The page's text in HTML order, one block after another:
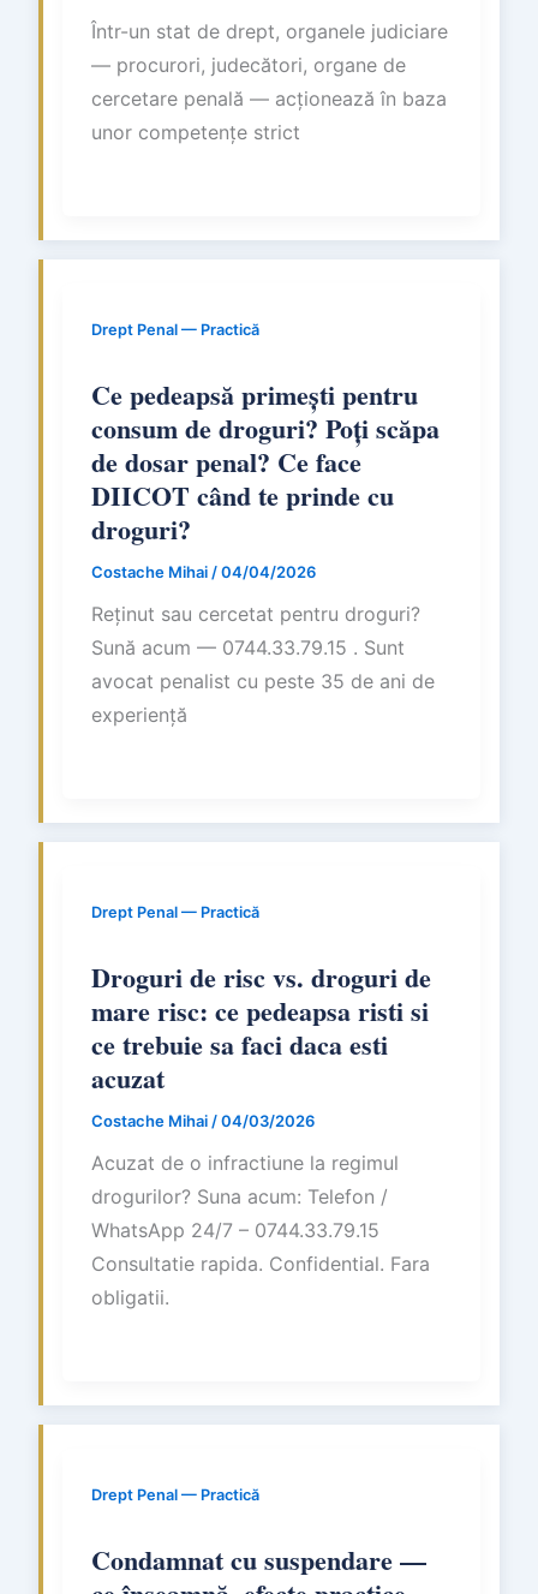
Într-un stat de drept, organele judiciare
— procurori, judecători, organe de
cercetare penală — acționează în baza
unor competențe strict
Drept Penal — Practică
Ce pedeapsă primești pentru
consum de droguri? Poți scăpa
de dosar penal? Ce face
DIICOT când te prinde cu
droguri?
Costache Mihai /04/04/2026
Reținut sau cercetat pentru droguri?
Sună acum — 0744.33.79.15 . Sunt
avocat penalist cu peste 35 de ani de
experiență
Drept Penal — Practică
Droguri de risc vs. droguri de
mare risc: ce pedeapsa risti si
ce trebuie sa faci daca esti
acuzat
Costache Mihai /04/03/2026
Acuzat de o infractiune la regimul
drogurilor? Suna acum: Telefon /
WhatsApp 24/7 – 0744.33.79.15
Consultatie rapida. Confidential. Fara
obligatii.
Drept Penal — Practică
Condamnat cu suspendare —